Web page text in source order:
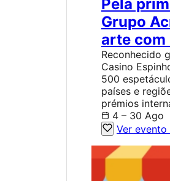
Pela
Grupo
arte com
Reconhecido
Casino
500
países e
prémios
4 – 30 Ago
Ver